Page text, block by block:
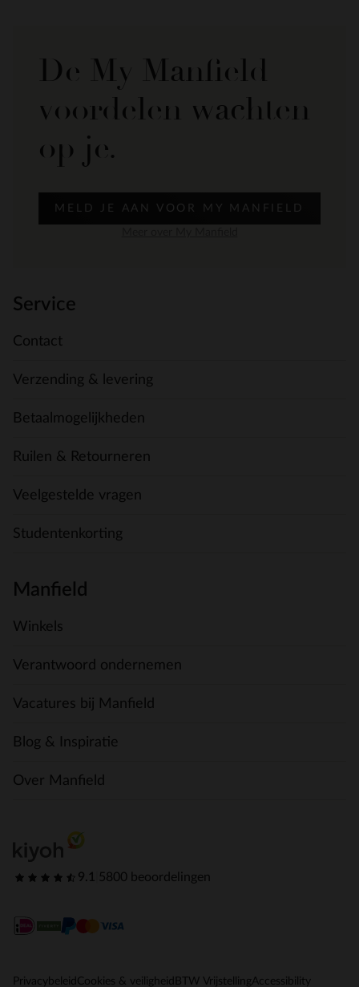
De My Manfield
voordelen wachten
op je.
MELD JE AAN VOOR MY MANFIELD
Service
Contact
Verzending & levering
Betaalmogelijkheden
Ruilen & Retourneren
Veelgestelde vragen
Studentenkorting
Manfield
Winkels
Verantwoord ondernemen
Vacatures bij Manfield
Blog & Inspiratie
Over Manfield
9.1 5800 beoordelingen
Privacybeleid Cookies & veiligheid BTW VrijstellingAccessibility